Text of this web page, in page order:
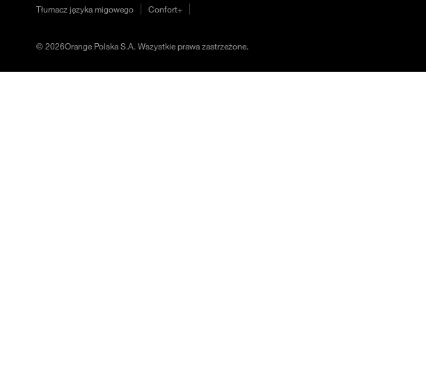
Tłumacz języka migowego
Confort+
©2026Orange Polska S.A. Wszystkie prawa zastrzeżone.